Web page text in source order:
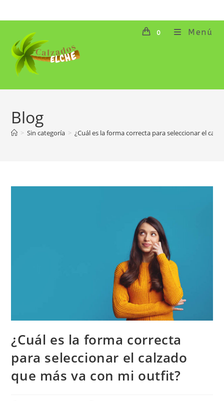
al
contenido
0 Menú
Blog
> Sin categoría > ¿Cuál es la forma correcta para seleccionar el
¿Cuál es la forma correcta
para seleccionar el calzado
que más va con mi outfit?